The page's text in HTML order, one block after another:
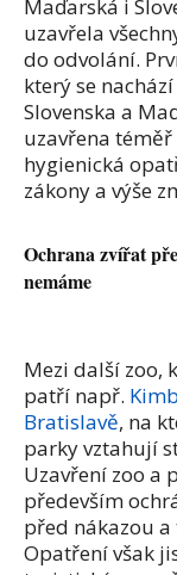
Maďarská i
uzavřela
do odvolání.
který se
Slovenska a
uzavřena
hygienická
zákony a výše
Ochrana zvířat
nemáme
Mezi další zoo,
patří např.
Bratislavě, na
parky vztahují
Uzavření zoo a
především
před nákazou
Opatření však